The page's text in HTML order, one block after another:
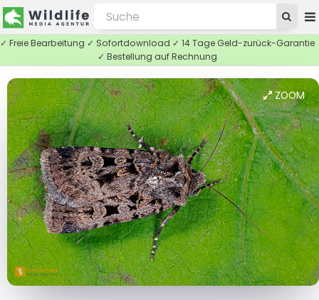
✓ Freie Bearbeitung ✓ Sofortdownload ✓ 14 Tage Geld-zurück-Garantie
✓ Bestellung auf Rechnung
ZOOM